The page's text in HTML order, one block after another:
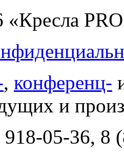
, конференц-
и
05-36, 8